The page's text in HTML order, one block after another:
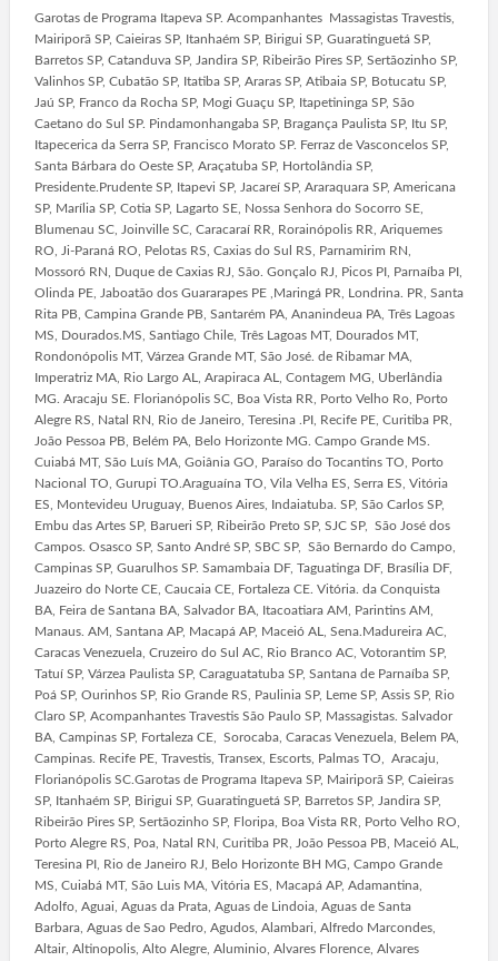
Garotas de Programa Itapeva SP. Acompanhantes Massagistas Travestis,
Mairiporã SP, Caieiras SP, Itanhaém SP, Birigui SP, Guaratinguetá SP,
Barretos SP, Catanduva SP, Jandira SP, Ribeirão Pires SP, Sertãozinho SP,
Valinhos SP, Cubatão SP, Itatiba SP, Araras SP, Atibaia SP, Botucatu SP,
Jaú SP, Franco da Rocha SP, Mogi Guaçu SP, Itapetininga SP, São
Caetano do Sul SP. Pindamonhangaba SP, Bragança Paulista SP, Itu SP,
Itapecerica da Serra SP, Francisco Morato SP. Ferraz de Vasconcelos SP,
Santa Bárbara do Oeste SP, Araçatuba SP, Hortolândia SP,
Presidente.Prudente SP, Itapevi SP, Jacareí SP, Araraquara SP, Americana
SP, Marília SP, Cotia SP, Lagarto SE, Nossa Senhora do Socorro SE,
Blumenau SC, Joinville SC, Caracaraí RR, Rorainópolis RR, Ariquemes
RO, Ji-Paraná RO, Pelotas RS, Caxias do Sul RS, Parnamirim RN,
Mossoró RN, Duque de Caxias RJ, São. Gonçalo RJ, Picos PI, Parnaíba PI,
Olinda PE, Jaboatão dos Guararapes PE ,Maringá PR, Londrina. PR, Santa
Rita PB, Campina Grande PB, Santarém PA, Ananindeua PA, Três Lagoas
MS, Dourados.MS, Santiago Chile, Três Lagoas MT, Dourados MT,
Rondonópolis MT, Várzea Grande MT, São José. de Ribamar MA,
Imperatriz MA, Rio Largo AL, Arapiraca AL, Contagem MG, Uberlândia
MG. Aracaju SE. Florianópolis SC, Boa Vista RR, Porto Velho Ro, Porto
Alegre RS, Natal RN, Rio de Janeiro, Teresina .PI, Recife PE, Curitiba PR,
João Pessoa PB, Belém PA, Belo Horizonte MG. Campo Grande MS.
Cuiabá MT, São Luís MA, Goiânia GO, Paraíso do Tocantins TO, Porto
Nacional TO, Gurupi TO.Araguaína TO, Vila Velha ES, Serra ES, Vitória
ES, Montevideu Uruguay, Buenos Aires, Indaiatuba. SP, São Carlos SP,
Embu das Artes SP, Barueri SP, Ribeirão Preto SP, SJC SP, São José dos
Campos. Osasco SP, Santo André SP, SBC SP, São Bernardo do Campo,
Campinas SP, Guarulhos SP. Samambaia DF, Taguatinga DF, Brasília DF,
Juazeiro do Norte CE, Caucaia CE, Fortaleza CE. Vitória. da Conquista
BA, Feira de Santana BA, Salvador BA, Itacoatiara AM, Parintins AM,
Manaus. AM, Santana AP, Macapá AP, Maceió AL, Sena.Madureira AC,
Caracas Venezuela, Cruzeiro do Sul AC, Rio Branco AC, Votorantim SP,
Tatuí SP, Várzea Paulista SP, Caraguatatuba SP, Santana de Parnaíba SP,
Poá SP, Ourinhos SP, Rio Grande RS, Paulinia SP, Leme SP, Assis SP, Rio
Claro SP, Acompanhantes Travestis São Paulo SP, Massagistas. Salvador
BA, Campinas SP, Fortaleza CE, Sorocaba, Caracas Venezuela, Belem PA,
Campinas. Recife PE, Travestis, Transex, Escorts, Palmas TO, Aracaju,
Florianópolis SC.Garotas de Programa Itapeva SP, Mairiporã SP, Caieiras
SP, Itanhaém SP, Birigui SP, Guaratinguetá SP, Barretos SP, Jandira SP,
Ribeirão Pires SP, Sertãozinho SP, Floripa, Boa Vista RR, Porto Velho RO,
Porto Alegre RS, Poa, Natal RN, Curitiba PR, João Pessoa PB, Maceió AL,
Teresina PI, Rio de Janeiro RJ, Belo Horizonte BH MG, Campo Grande
MS, Cuiabá MT, São Luis MA, Vitória ES, Macapá AP, Adamantina,
Adolfo, Aguai, Aguas da Prata, Aguas de Lindoia, Aguas de Santa
Barbara, Aguas de Sao Pedro, Agudos, Alambari, Alfredo Marcondes,
Altair, Altinopolis, Alto Alegre, Aluminio, Alvares Florence, Alvares